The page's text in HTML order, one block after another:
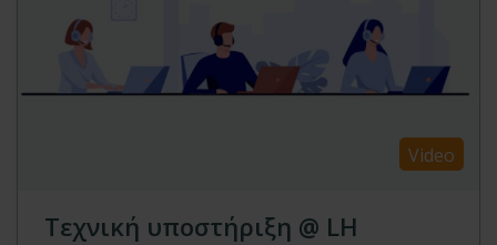
Video
Τεχνική υποστήριξη @ LH